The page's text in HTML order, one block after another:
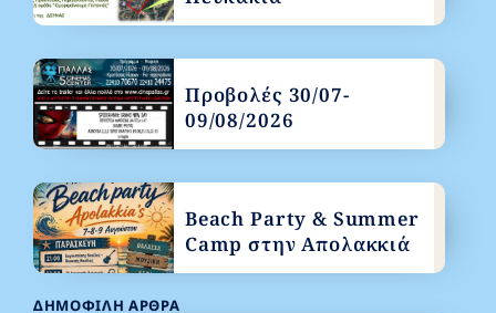
ΔΗΜΟΦΙΛΉ ΆΡΘΡΑ
Προβολές 30/07-
09/08/2026
Beach Party & Summer
Camp στην Απολακκιά